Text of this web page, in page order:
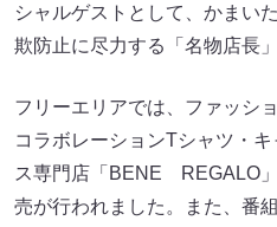
シャルゲストとして、かまい
欺防止に尽力する「名物店長
フリーエリアでは、ファッシ
コラボレーションTシャツ・
ス専門店「BENE REGALO
売が行われました。また、番